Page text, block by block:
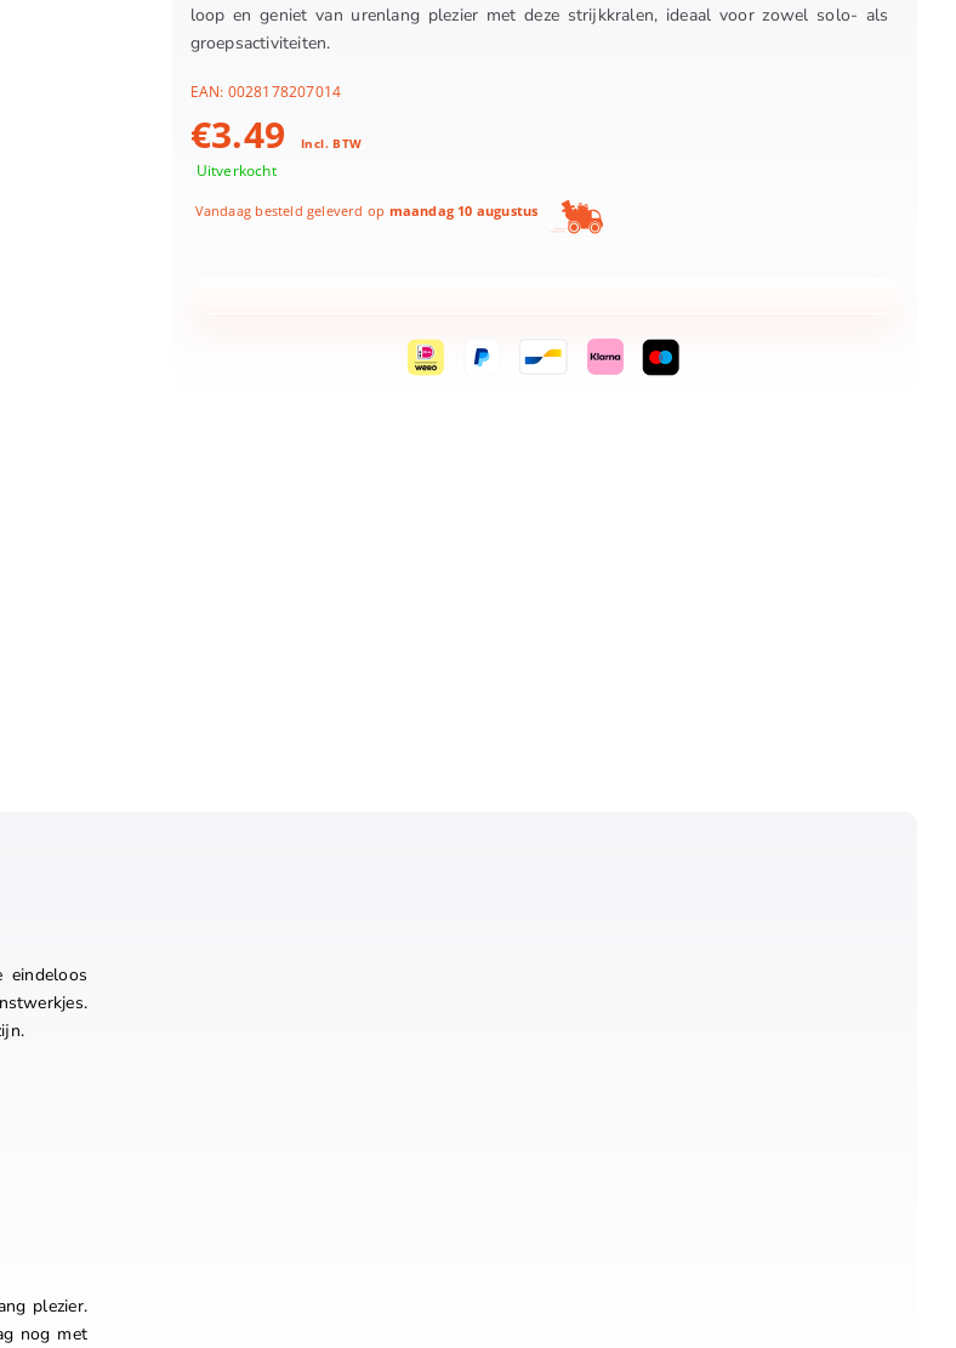
loop en geniet van urenlang plezier met deze strijkkralen, ideaal voor zowel solo- als
groepsactiviteiten.
EAN: 0028178207014
€3.49 Incl. BTW
Uitverkocht
Vandaag besteld geleverd op maandag 10 augustus
plezier.
nog met